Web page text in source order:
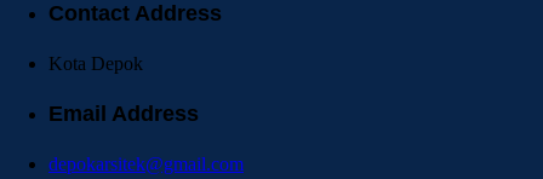
Contact Address
Kota Depok
Email Address
depokarsitek@gmail.com